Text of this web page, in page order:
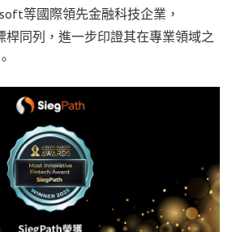
等國際領先金融科技企業，
桿同列，進一步印證其在專業領域之